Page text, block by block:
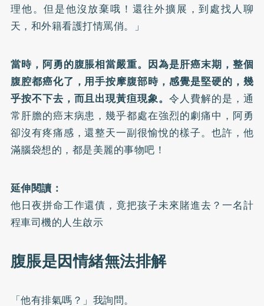
理他。但是他沒放棄哦！還往外擴展，到處找人聊
天，和外籍看護打情罵俏。」
當時，阿勇的腹脹相當嚴重。因為是肝癌末期，整個
腹腔都癌化了，用手按摩腹部時，感覺是堅硬的，幾
乎按不下去，而且出現黃疸現象。令人費解的是，通
常肝膽的癌末病患，幾乎都處在強烈的劇痛中，阿勇
卻沒有疼痛感，還整天一副很愉悅的樣子。也許，他
滿腦袋想的，都是美麗的事物吧！
延伸閱讀：
他日夜拼命工作還債，竟把孩子未來賭進去？一名計
程車司機的人生啟示
腹脹是因情緒無法排解
「他有排氣嗎？」我詢問。